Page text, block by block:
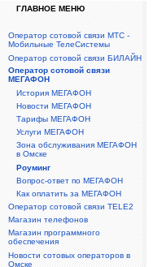
ГЛАВНОЕ МЕНЮ
Оператор сотовой связи МТС -
Мобильные ТелеСистемы
Оператор сотовой связи БИЛАЙН
Оператор сотовой связи
МЕГАФОН
История МЕГАФОН
Новости МЕГАФОН
Тарифы МЕГАФОН
Услуги МЕГАФОН
Зона обслуживания МЕГАФОН
в Омске
Роуминг
Вопрос-ответ по МЕГАФОН
Как оплатить за МЕГАФОН
Оператор сотовой связи TELE2
Магазин телефонов
Магазин программного
обеспечения
Новости сотовых операторов в
Омске